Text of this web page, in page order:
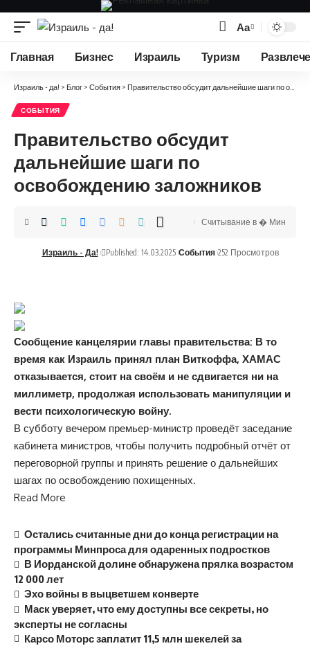
Изменение
размера
Аа
Главная Бизнес Израиль Туризм
Израиль - да! > Блог > События > Правительство обсудит дальнейшие шаги по освобождению заложников
СОБЫТИЯ
Правительство обсудит
дальнейшие шаги по
освобождению заложников
Израиль - Да! Published: 14.03.2025 События 252 Просмотров
Считывание в � Мин
Сообщение канцелярии главы правительства​: В то
время как Израиль принял план Виткоффа, ХАМАС
отказывается, стоит на своём и не сдвигается ни на
миллиметр, продолжая использовать манипуляции и
вести психологическую войну.
В субботу вечером премьер-министр проведёт заседание
кабинета министров, чтобы получить подробный отчёт от
переговорной группы и принять решение о дальнейших
шагах по освобождению похищенных.
Read More
Остались считанные дни до конца регистрации на
программы Минпроса для одаренных подростков
В Иорданской долине обнаружена прялка возрастом
12 000 лет
Эхо войны в выцветшем конверте
Маск уверяет, что ему доступны все секреты, но
эксперты не согласны
Карсо Моторс заплатит 11,5 млн шекелей за